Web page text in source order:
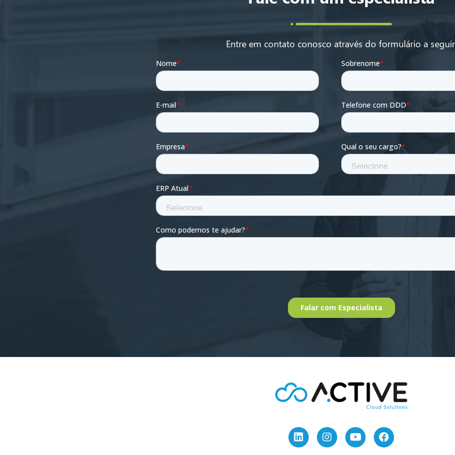
Entre em contato conosco através do formulário a